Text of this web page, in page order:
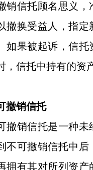
销信托顾名思义，
撤换受益人，指
如果被起诉，信
，信托中持有的资
撤销信托
撤销信托是一种
不可撤销信托中
拥有其对所列资产